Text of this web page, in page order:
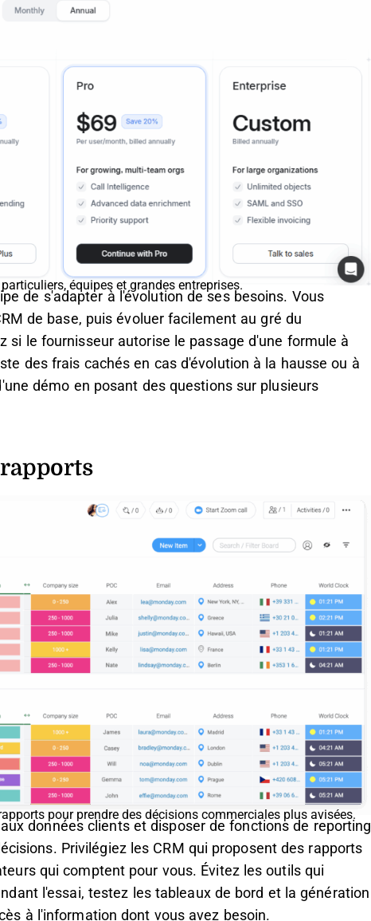
équipes et grandes entreprises.
de s'adapter à l'évolution de ses besoins. Vous
de base, puis évoluer facilement au gré du
si le fournisseur autorise le passage d'une formule à
des frais cachés en cas d'évolution à la hausse ou à
démo en posant des questions sur plusieurs
pour prendre des décisions commerciales plus avisées.
données clients et disposer de fonctions de reporting
Privilégiez les CRM qui proposent des rapports
qui comptent pour vous. Évitez les outils qui
l'essai, testez les tableaux de bord et la génération
à l'information dont vous avez besoin.